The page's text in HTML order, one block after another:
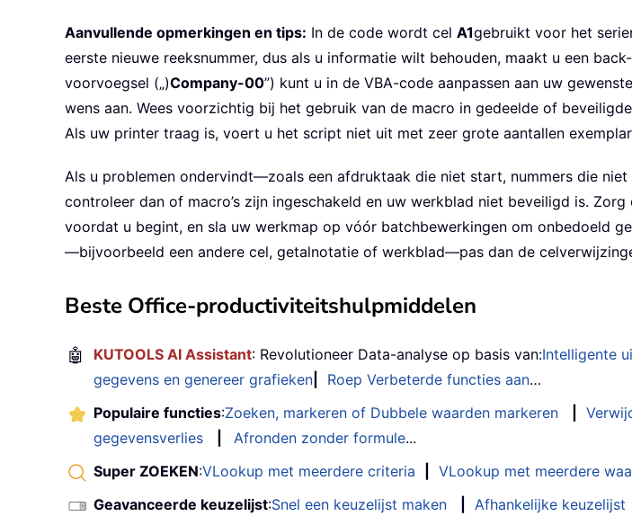
Aanvullende opmerkingen en tips: In de code wordt cel A1gebruikt voor het
eerste nieuwe reeksnummer, dus als u informatie wilt behouden, maakt u een
voorvoegsel („)Company-00”) kunt u in de VBA-code aanpassen aan uw
wens aan. Wees voorzichtig bij het gebruik van de macro in gedeelde of
Als uw printer traag is, voert u het script niet uit met zeer grote aantallen
Als u problemen ondervindt—zoals een afdruktaak die niet start, nummers die
controleer dan of macro’s zijn ingeschakeld en uw werkblad niet beveiligd is.
voordat u begint, en sla uw werkmap op vóór batchbewerkingen om onbedoeld
—bijvoorbeeld een andere cel, getalnotatie of werkblad—pas dan de
Beste Office-productiviteitshulpmiddelen
🤖 KUTOOLS AI Assistant: Revolutioneer Data-analyse op basis van:Intelligente
gegevens en genereer grafieken
Roep Verbeterde functies aan…
Populaire functies:Zoeken, markeren of Dubbele waarden markeren
gegevensverlies
Afronden zonder formule...
Super ZOEKEN:VLookup met meerdere criteria VLookup met meerdere
Geavanceerde keuzelijst:Snel een keuzelijst maken Afhankelijke keuzelijst